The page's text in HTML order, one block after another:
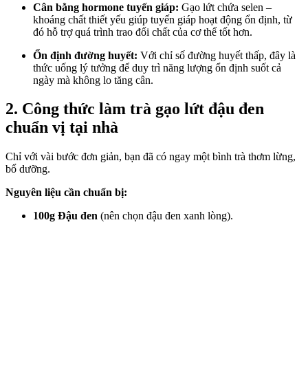
Cân bằng hormone tuyến giáp: Gạo lứt chứa selen –
khoáng chất thiết yếu giúp tuyến giáp hoạt động ổn định, từ
đó hỗ trợ quá trình trao đổi chất của c‌ơ th‌ể tốt hơn.
Ổn định đường huyết: Với chỉ số đường huyết thấp, đây là
thức uống lý tưởng để duy trì năng lượng ổn định suốt cả
ngày mà không lo tăng cân.
2. Công thức làm trà gạo lứt đậu đen
chuẩn vị tại nhà
Chỉ với vài bước đơn giản, bạn đã có ngay một bình trà thơm lừng,
bổ dưỡng.
Nguyên liệu cần chuẩn bị:
100g Đậu đen (nên chọn đậu đen xanh lòng).